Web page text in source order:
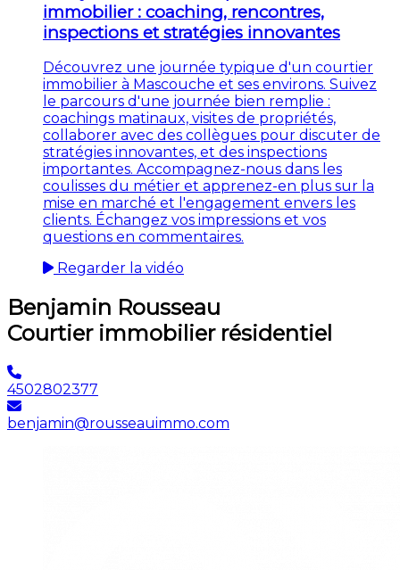
immobilier : coaching, rencontres,
inspections et stratégies innovantes
Découvrez une journée typique d'un courtier
immobilier à Mascouche et ses environs. Suivez
le parcours d'une journée bien remplie :
coachings matinaux, visites de propriétés,
collaborer avec des collègues pour discuter de
stratégies innovantes, et des inspections
importantes. Accompagnez-nous dans les
coulisses du métier et apprenez-en plus sur la
mise en marché et l'engagement envers les
clients. Échangez vos impressions et vos
questions en commentaires.
Regarder la vidéo
Benjamin Rousseau
Courtier immobilier résidentiel
4502802377
benjamin@rousseauimmo.com